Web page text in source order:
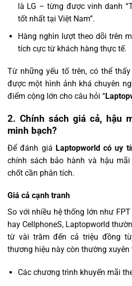
là LG – từng được vinh danh
tốt nhất tại Việt Nam”.
Hàng nghìn lượt theo dõi trên
tích cực từ khách hàng thực tế.
Từ những yếu tố trên, có thể
được một hình ảnh khá chuyên
điểm cộng lớn cho câu hỏi “
2. Chính sách giá cả, hậu
minh bạch?
Để đánh giá Laptopworld có uy
chính sách bảo hành và hậu
chốt cần phân tích.
Giá cả cạnh tranh
So với nhiều hệ thống lớn như
hay CellphoneS, Laptopworld
từ vài trăm đến cả triệu đồng
thương hiệu này còn thường xuyên
Các chương trình khuyến mãi